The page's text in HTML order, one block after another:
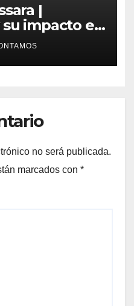
|
impacto en
no será publicada.
marcados con *